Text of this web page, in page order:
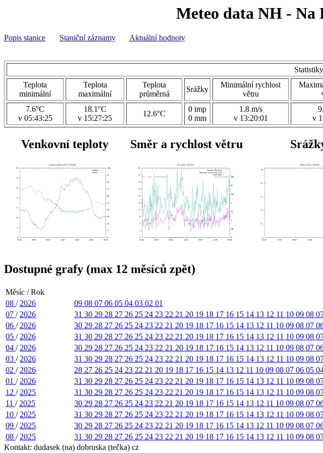
Meteo data NH - Na
Popis stanice Staniční záznamy Aktuální hodnoty
Teplota
minimální
Teplota
maximální
Teplota
průměrná
Srážky
Minimální rychlost
větru
7.6°C
v 05:43:25
18.1°C
v 15:27:25
12.6°C
0 imp
0 mm
1.8 m/s
v 13:20:01
v
Venkovní teploty Směr a rychlost větru
Dostupné grafy (max 12 měsíců zpět)
Měsíc / Rok
08 / 2026 09 08 07 06 05 04 03 02 01
07 / 2026 31 30 29 28 27 26 25 24 23 22 21 20 19 18 17 16 15 14 13 12 11 10 09 08
06 / 2026 30 29 28 27 26 25 24 23 22 21 20 19 18 17 16 15 14 13 12 11 10 09 08 07
05 / 2026 31 30 29 28 27 26 25 24 23 22 21 20 19 18 17 16 15 14 13 12 11 10 09 08
04 / 2026 30 29 28 27 26 25 24 23 22 21 20 19 18 17 16 15 14 13 12 11 10 09 08 07
03 / 2026 31 30 29 28 27 26 25 24 23 22 21 20 19 18 17 16 15 14 13 12 11 10 09 08
02 / 2026 28 27 26 25 24 23 22 21 20 19 18 17 16 15 14 13 12 11 10 09 08 07 06 05
01 / 2026 31 30 29 28 27 26 25 24 23 22 21 20 19 18 17 16 15 14 13 12 11 10 09 08
12 / 2025 31 30 29 28 27 26 25 24 23 22 21 20 19 18 17 16 15 14 13 12 11 10 09 08
11 / 2025 30 29 28 27 26 25 24 23 22 21 20 19 18 17 16 15 14 13 12 11 10 09 08 07
10 / 2025 31 30 29 28 27 26 25 24 23 22 21 20 19 18 17 16 15 14 13 12 11 10 09 08
09 / 2025 30 29 28 27 26 25 24 23 22 21 20 19 18 17 16 15 14 13 12 11 10 09 08 07
08 / 2025 31 30 29 28 27 26 25 24 23 22 21 20 19 18 17 16 15 14 13 12 11 10 09 08
Kontakt: dudasek (na) dobruska (tečka) cz